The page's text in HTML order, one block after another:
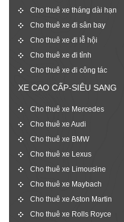
Cho thuê xe tháng dài hạn
Cho thuê xe đi sân bay
Cho thuê xe đi lễ hội
Cho thuê xe đi tỉnh
Cho thuê xe đi công tác
XE CAO CẤP-SIÊU SANG
Cho thuê xe Mercedes
Cho thuê xe Audi
Cho thuê xe BMW
Cho thuê xe Lexus
Cho thuê xe Limousine
Cho thuê xe Maybach
Cho thuê xe Aston Martin
Cho thuê xe Rolls Royce